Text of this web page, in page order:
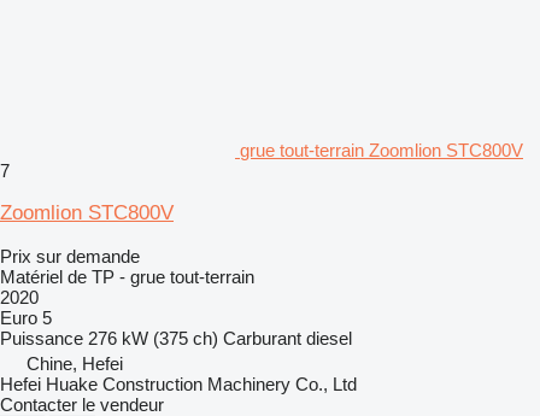
grue tout-terrain Zoomlion STC800V
7
Zoomlion STC800V
Prix sur demande
Matériel de TP - grue tout-terrain
2020
Euro 5
Puissance 276 kW (375 ch) Carburant diesel
Chine, Hefei
Hefei Huake Construction Machinery Co., Ltd
Contacter le vendeur